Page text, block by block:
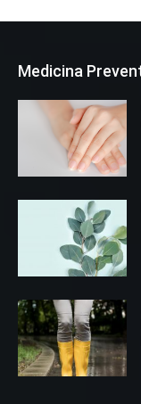
Medicina